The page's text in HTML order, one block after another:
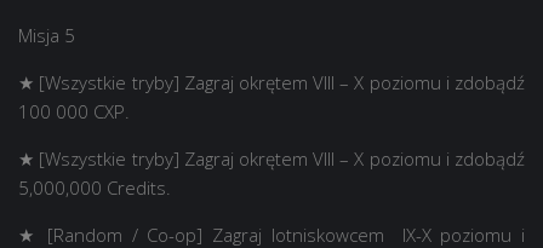
Misja 5
★ [Wszystkie tryby] Zagraj okrętem VIII – X poziomu i zdobądź
100 000 CXP.
★ [Wszystkie tryby] Zagraj okrętem VIII – X poziomu i zdobądź
5,000,000 Credits.
★ [Random / Co-op] Zagraj lotniskowcem IX-X poziomu i